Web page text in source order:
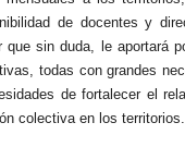
de docentes y
sin duda, le aportará
todas con grandes
de fortalecer el
colectiva en los territorios.